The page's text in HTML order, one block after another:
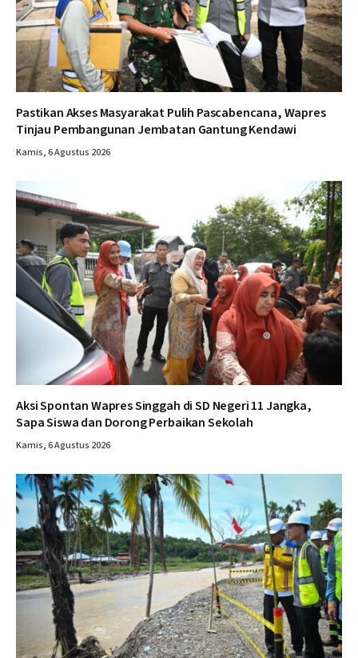
Pastikan Akses Masyarakat Pulih Pascabencana, Wapres
Tinjau Pembangunan Jembatan Gantung Kendawi
Kamis, 6 Agustus 2026
Aksi Spontan Wapres Singgah di SD Negeri 11 Jangka,
Sapa Siswa dan Dorong Perbaikan Sekolah
Kamis, 6 Agustus 2026